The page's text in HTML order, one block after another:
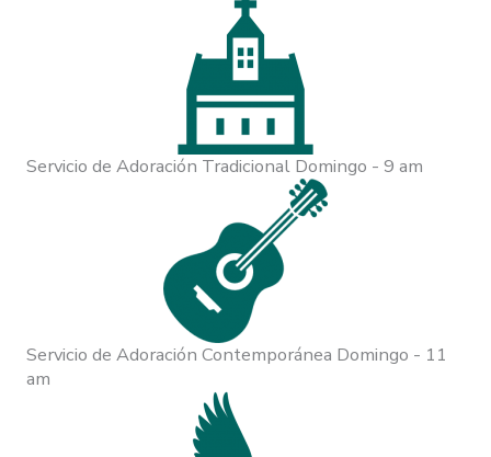
Servicio de Adoración Tradicional Domingo - 9 am
Servicio de Adoración Contemporánea Domingo - 11
am